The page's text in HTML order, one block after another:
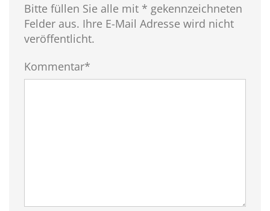
Bitte füllen Sie alle mit * gekennzeichneten
Felder aus. Ihre E-Mail Adresse wird nicht
veröffentlicht.
Kommentar*